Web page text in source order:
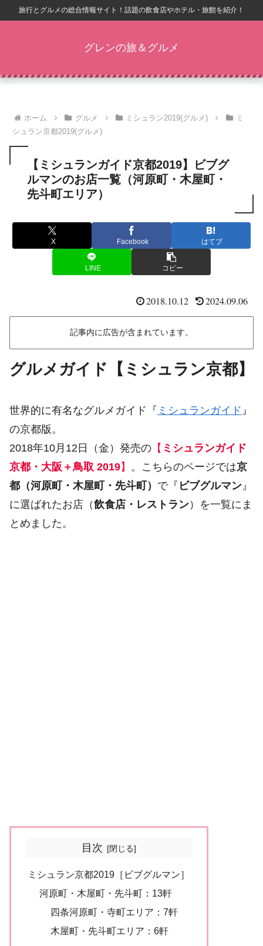
旅行とグルメの総合情報サイト！話題の飲食店やホテル・旅館を紹介！
グレンの旅＆グルメ
ホーム グルメ ミシュラン2019(グルメ)
ミ
シュラン京都2019(グルメ)
【ミシュランガイド京都2019】ビブグ
ルマンのお店一覧（河原町・木屋町・
先斗町エリア）
X Facebook はてブ
LINE コピー
2018.10.12 2024.09.06
記事内に広告が含まれています。
グルメガイド【ミシュラン京都】
世界的に有名なグルメガイド『 ミシュランガイド 』
の京都版。
2018年10月12日（金）発売の 【 ミシュランガイド
京都・大阪＋鳥取 2019】 。こちらのページでは京
都（河原町・木屋町・先斗町） で『 ビブグルマン』
に選ばれたお店（飲食店・レストラン）を一覧にま
とめました。
目次
ミシュラン京都2019［ビブグルマン］
河原町・木屋町・先斗町：13軒
四条河原町・寺町エリア：7軒
木屋町・先斗町エリア：6軒